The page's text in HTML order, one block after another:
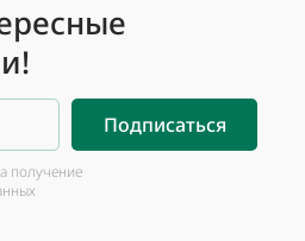
Подписаться
получение